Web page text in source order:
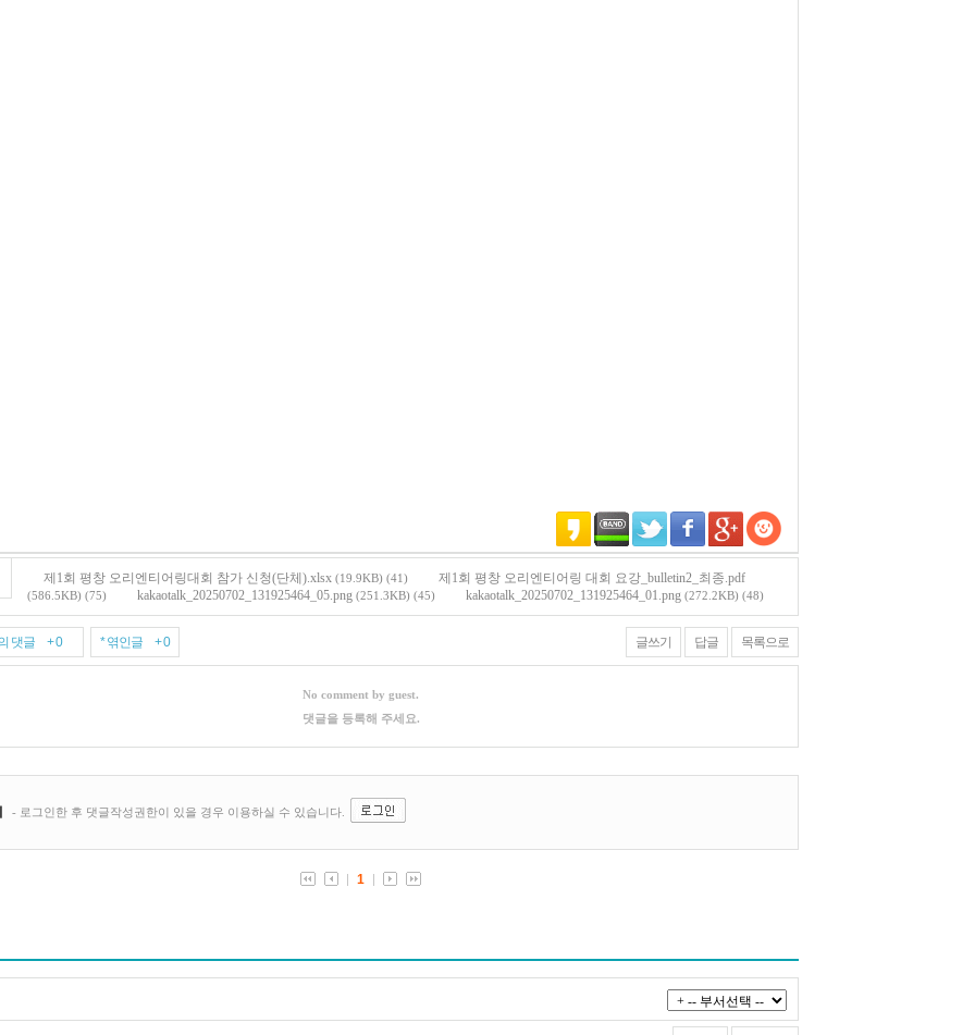
제1회 평창 오리엔티어링대회 참가 신청(단체).xlsx (19.9KB) (41) 제1회 평창 오리엔티어링 대회 요강_bulletin2_최종.pdf
(586.5KB) (75) kakaotalk_20250702_131925464_05.png (251.3KB) (45) kakaotalk_20250702_131925464_01.png (272.2KB) (48)
글쓰기 답글 목록으로
댓글 + 0 * 엮인글 + 0